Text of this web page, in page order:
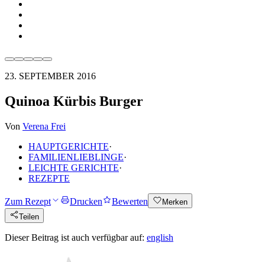
23. SEPTEMBER 2016
Quinoa Kürbis Burger
Von Verena Frei
HAUPTGERICHTE·
FAMILIENLIEBLINGE·
LEICHTE GERICHTE·
REZEPTE
Zum Rezept Drucken Bewerten
Merken
Teilen
Dieser Beitrag ist auch verfügbar auf: english